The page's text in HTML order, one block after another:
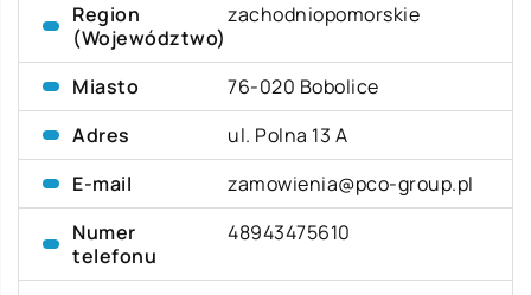
Region
(Województwo)
zachodniopomorskie
Miasto
76-020 Bobolice
Adres
ul. Polna 13 A
E-mail
zamowienia@pco-group.pl
Numer
telefonu
48943475610